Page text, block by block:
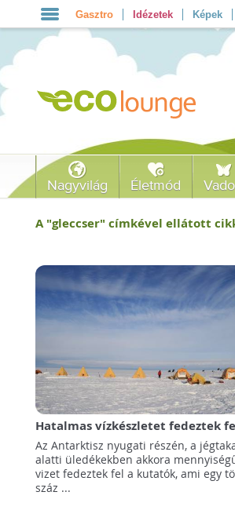
Gasztro Idézetek Képek
Nagyvilág Életmód
A "gleccser" címkével ellátott
Hatalmas vízkészletet fedeztek
Antarktisz alatt
Az Antarktisz nyugati részén, a
alatti üledékekben akkora
vizet fedeztek fel a kutatók, ami egy
száz ...